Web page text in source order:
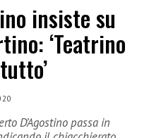
insiste su
‘Teatrino
D’Agostino passa in